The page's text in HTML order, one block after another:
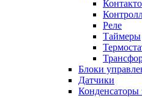
Реле
Таймеры
Блоки
Датчики
Конденсаторы